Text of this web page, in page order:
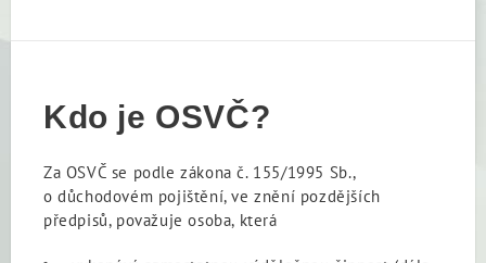
Kdo je OSVČ?
Za OSVČ se podle zákona č. 155/1995 Sb.,
o důchodovém pojištění, ve znění pozdějších
předpisů, považuje osoba, která